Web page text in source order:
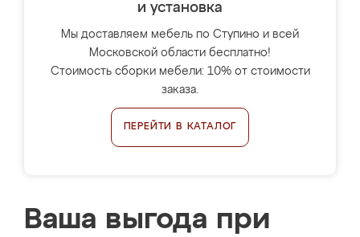
и установка
Мы доставляем мебель по Ступино и всей
Московской области бесплатно!
Стоимость сборки мебели: 10% от стоимости
заказа.
ПЕРЕЙТИ В КАТАЛОГ
Ваша выгода при